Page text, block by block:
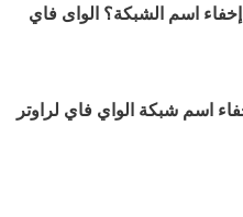
اسم الشبكة؟ الواى فاي
اسم شبكة الواي فاي لراوتر